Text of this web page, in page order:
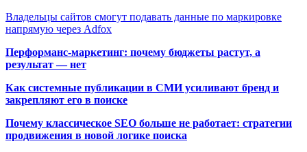
Владельцы сайтов смогут подавать данные по маркировке
напрямую через Adfox
Перформанс-маркетинг: почему бюджеты растут, а
результат — нет
Как системные публикации в СМИ усиливают бренд и
закрепляют его в поиске
Почему классическое SEO больше не работает: стратегии
продвижения в новой логике поиска